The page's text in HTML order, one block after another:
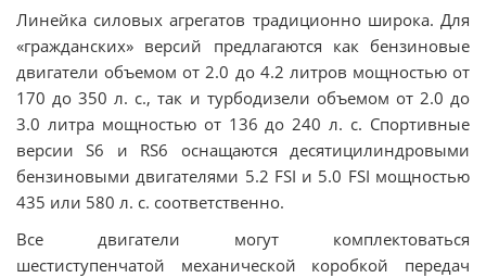
Линейка силовых агрегатов традиционно широка. Для
«гражданских» версий предлагаются как бензиновые
двигатели объемом от 2.0 до 4.2 литров мощностью от
170 до 350 л. с., так и турбодизели объемом от 2.0 до
3.0 литра мощностью от 136 до 240 л. с. Спортивные
версии S6 и RS6 оснащаются десятицилиндровыми
бензиновыми двигателями 5.2 FSI и 5.0 FSI мощностью
435 или 580 л. с. соответственно.
Все двигатели могут комплектоваться
шестиступенчатой механической коробкой передач